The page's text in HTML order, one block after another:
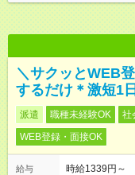
＼サクッとWEB
するだけ＊激短1
派遣 職種未経験OK 社
WEB登録・面接OK
給与
時給1339円～